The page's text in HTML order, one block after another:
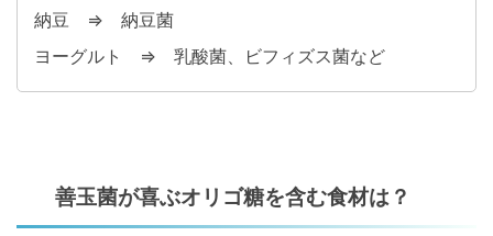
納豆 ⇒ 納豆菌
ヨーグルト ⇒ 乳酸菌、ビフィズス菌など
善玉菌が喜ぶオリゴ糖を含む食材は？